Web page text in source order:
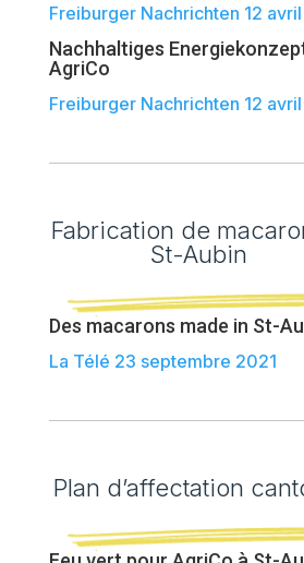
Freiburger Nachrichten 12
Nachhaltiges
AgriCo
Freiburger Nachrichten 12
Fabrication de
St-Aubin
Des macarons made in St-
La Télé 23 septembre 2021
Plan d’affectation